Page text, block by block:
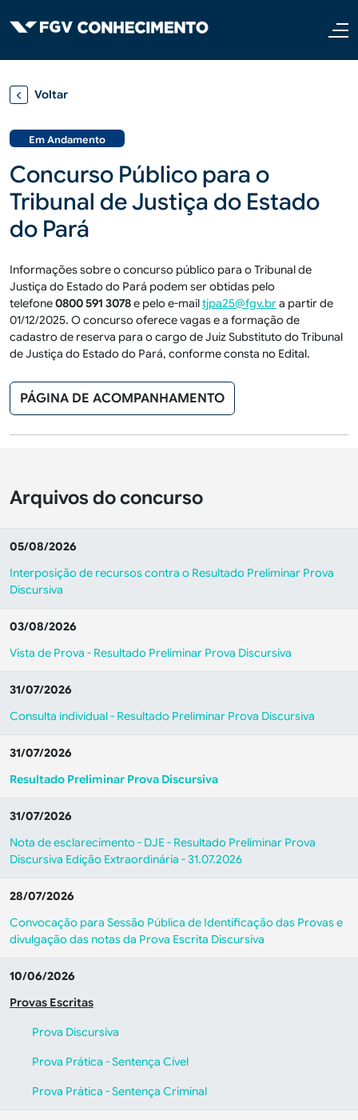
Voltar
Em Andamento
Concurso Público para o
Tribunal de Justiça do Estado
do Pará
Informações sobre o concurso público para o Tribunal de
Justiça do Estado do Pará podem ser obtidas pelo
telefone0800 591 3078e pelo e-mailtjpa25@fgv.bra partir de
01/12/2025. O concurso oferece vagas e a formação de
cadastro de reserva para o cargo de Juiz Substituto do Tribunal
de Justiça do Estado do Pará, conforme consta no Edital.
PÁGINA DE ACOMPANHAMENTO
Arquivos do concurso
05/08/2026
Interposição de recursos contra o Resultado Preliminar Prova
Discursiva
03/08/2026
Vista de Prova - Resultado Preliminar Prova Discursiva
31/07/2026
Consulta individual - Resultado Preliminar Prova Discursiva
31/07/2026
Resultado Preliminar Prova Discursiva
31/07/2026
Nota de esclarecimento - DJE - Resultado Preliminar Prova
Discursiva Edição Extraordinária - 31.07.2026
28/07/2026
Convocação para Sessão Pública de Identificação das Provas e
divulgação das notas da Prova Escrita Discursiva
10/06/2026
Provas Escritas
Prova Discursiva
Prova Prática - Sentença Cível
Prova Prática - Sentença Criminal